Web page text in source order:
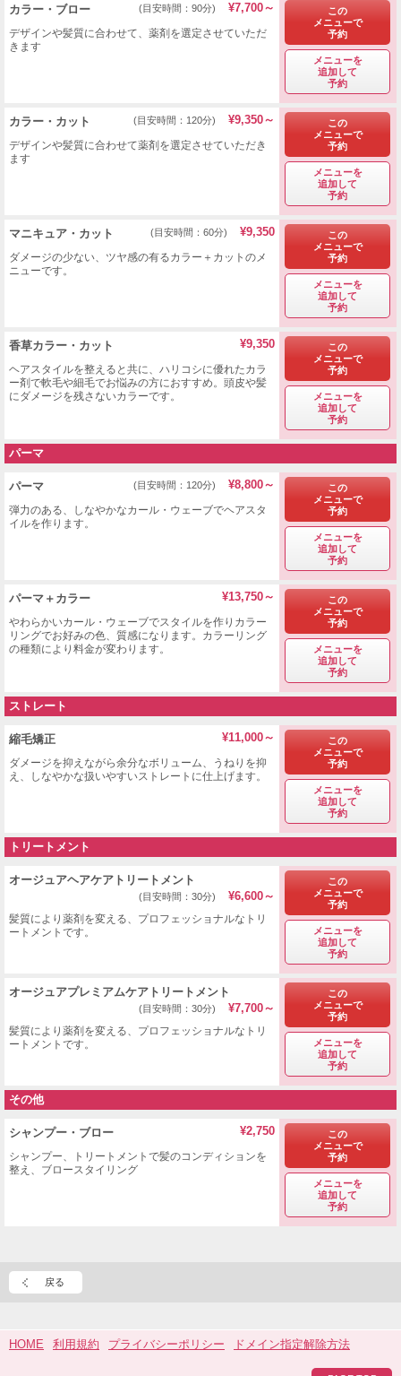
カラー・ブロー (目安時間：90分) ¥7,700～
デザインや髪質に合わせて、薬剤を選定させていただ
きます
この
メニューで
予約
メニューを
追加して
予約
カラー・カット (目安時間：120分) ¥9,350～
デザインや髪質に合わせて薬剤を選定させていただき
ます
この
メニューで
予約
メニューを
追加して
予約
マニキュア・カット (目安時間：60分) ¥9,350
ダメージの少ない、ツヤ感の有るカラー＋カットのメ
ニューです。
この
メニューで
予約
メニューを
追加して
予約
香草カラー・カット ¥9,350
ヘアスタイルを整えると共に、ハリコシに優れたカラ
ー剤で軟毛や細毛でお悩みの方におすすめ。頭皮や髪
にダメージを残さないカラーです。
この
メニューで
予約
メニューを
追加して
予約
パーマ
パーマ (目安時間：120分) ¥8,800～
弾力のある、しなやかなカール・ウェーブでヘアスタ
イルを作ります。
この
メニューで
予約
メニューを
追加して
予約
パーマ＋カラー ¥13,750～
やわらかいカール・ウェーブでスタイルを作りカラー
リングでお好みの色、質感になります。カラーリング
の種類により料金が変わります。
この
メニューで
予約
メニューを
追加して
予約
ストレート
縮毛矯正 ¥11,000～
ダメージを抑えながら余分なボリューム、うねりを抑
え、しなやかな扱いやすいストレートに仕上げます。
この
メニューで
予約
メニューを
追加して
予約
トリートメント
オージュアヘアケアトリートメント
(目安時間：30分) ¥6,600～
髪質により薬剤を変える、プロフェッショナルなトリ
ートメントです。
この
メニューで
予約
メニューを
追加して
予約
オージュアプレミアムケアトリートメント
(目安時間：30分) ¥7,700～
髪質により薬剤を変える、プロフェッショナルなトリ
ートメントです。
この
メニューで
予約
メニューを
追加して
予約
その他
シャンプー・ブロー ¥2,750
シャンプー、トリートメントで髪のコンディションを
整え、ブロースタイリング
この
メニューで
予約
メニューを
追加して
予約
戻る
HOME 利用規約 プライバシーポリシー ドメイン指定解除方法